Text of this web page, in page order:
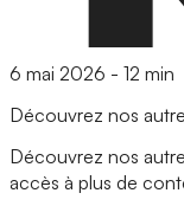
6 mai 2026 - 12 min
Découvrez nos
Découvrez nos
accès à plus de